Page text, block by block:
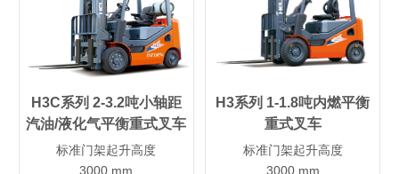
H3C系列 2-3.2吨小轴距
汽油/液化气平衡重式叉车
标准门架起升高度
3000 mm
H3系列 1-1.8吨内燃平衡
重式叉车
标准门架起升高度
3000 mm